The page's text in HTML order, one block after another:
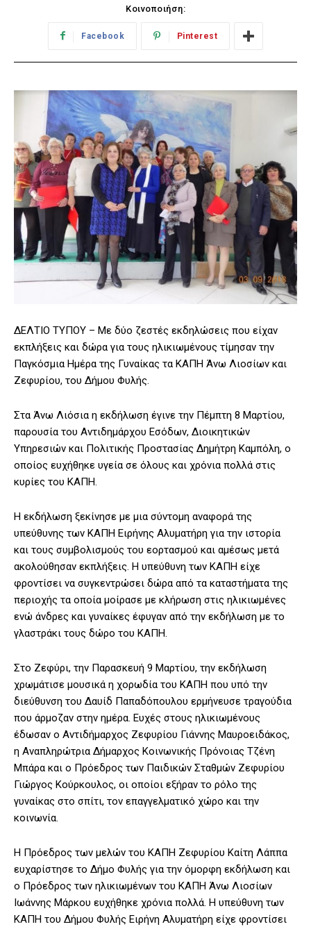
Κοινοποιήση:
Facebook Pinterest
ΔΕΛΤΙΟ ΤΥΠΟΥ – Με δύο ζεστές εκδηλώσεις που είχαν
εκπλήξεις και δώρα για τους ηλικιωμένους τίμησαν την
Παγκόσμια Ημέρα της Γυναίκας τα ΚΑΠΗ Άνω Λιοσίων και
Ζεφυρίου, του Δήμου Φυλής.
Στα Άνω Λιόσια η εκδήλωση έγινε την Πέμπτη 8 Μαρτίου,
παρουσία του Αντιδημάρχου Εσόδων, Διοικητικών
Υπηρεσιών και Πολιτικής Προστασίας Δημήτρη Καμπόλη, ο
οποίος ευχήθηκε υγεία σε όλους και χρόνια πολλά στις
κυρίες του ΚΑΠΗ.
Η εκδήλωση ξεκίνησε με μια σύντομη αναφορά της
υπεύθυνης των ΚΑΠΗ Ειρήνης Αλυματήρη για την ιστορία
και τους συμβολισμούς του εορτασμού και αμέσως μετά
ακολούθησαν εκπλήξεις. Η υπεύθυνη των ΚΑΠΗ είχε
φροντίσει να συγκεντρώσει δώρα από τα καταστήματα της
περιοχής τα οποία μοίρασε με κλήρωση στις ηλικιωμένες
ενώ άνδρες και γυναίκες έφυγαν από την εκδήλωση με το
γλαστράκι τους δώρο του ΚΑΠΗ.
Στο Ζεφύρι, την Παρασκευή 9 Μαρτίου, την εκδήλωση
χρωμάτισε μουσικά η χορωδία του ΚΑΠΗ που υπό την
διεύθυνση του Δαυίδ Παπαδόπουλου ερμήνευσε τραγούδια
που άρμοζαν στην ημέρα. Ευχές στους ηλικιωμένους
έδωσαν ο Αντιδήμαρχος Ζεφυρίου Γιάννης Μαυροειδάκος,
η Αναπληρώτρια Δήμαρχος Κοινωνικής Πρόνοιας Τζένη
Μπάρα και ο Πρόεδρος των Παιδικών Σταθμών Ζεφυρίου
Γιώργος Κούρκουλος, οι οποίοι εξήραν το ρόλο της
γυναίκας στο σπίτι, τον επαγγελματικό χώρο και την
κοινωνία.
Η Πρόεδρος των μελών του ΚΑΠΗ Ζεφυρίου Καίτη Λάππα
ευχαρίστησε το Δήμο Φυλής για την όμορφη εκδήλωση και
ο Πρόεδρος των ηλικιωμένων του ΚΑΠΗ Άνω Λιοσίων
Ιωάννης Μάρκου ευχήθηκε χρόνια πολλά. Η υπεύθυνη των
ΚΑΠΗ του Δήμου Φυλής Ειρήνη Αλυματήρη είχε φροντίσει